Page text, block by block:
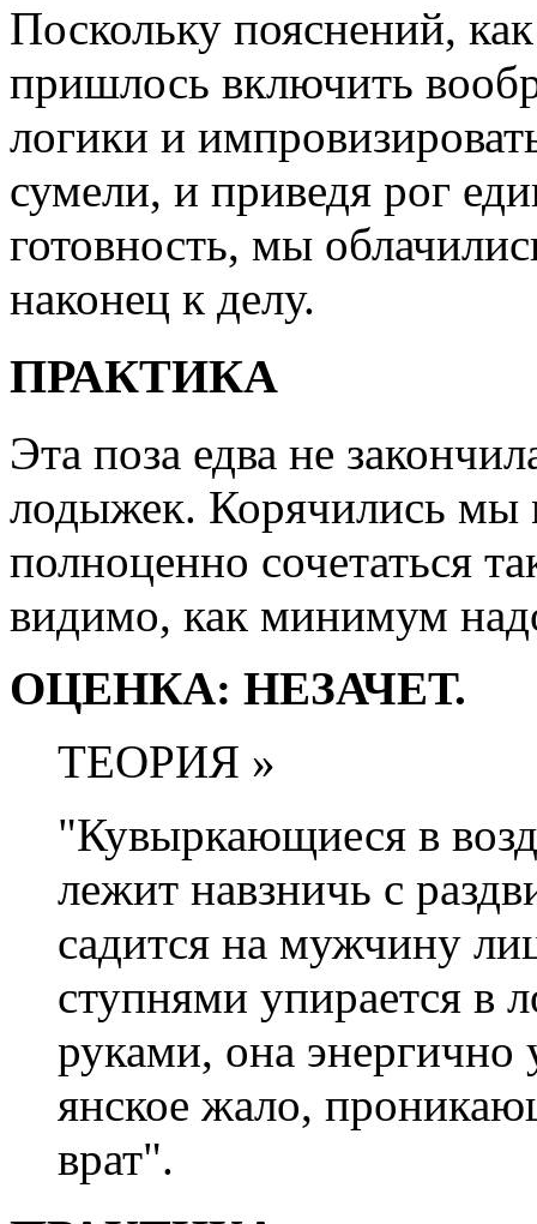
Поскольку пояснений,
пришлось включить
логики и
сумели, и приведя рог
готовность, мы
наконец к делу.
ПРАКТИКА
Эта поза едва не
лодыжек. Корячились мы
полноценно сочетаться
видимо, как минимум
ОЦЕНКА: НЕЗАЧЕТ.
ТЕОРИЯ »
"Кувыркающиеся в
лежит навзничь с
садится на мужчину
ступнями упирается в
руками, она энергично
янское жало,
врат".